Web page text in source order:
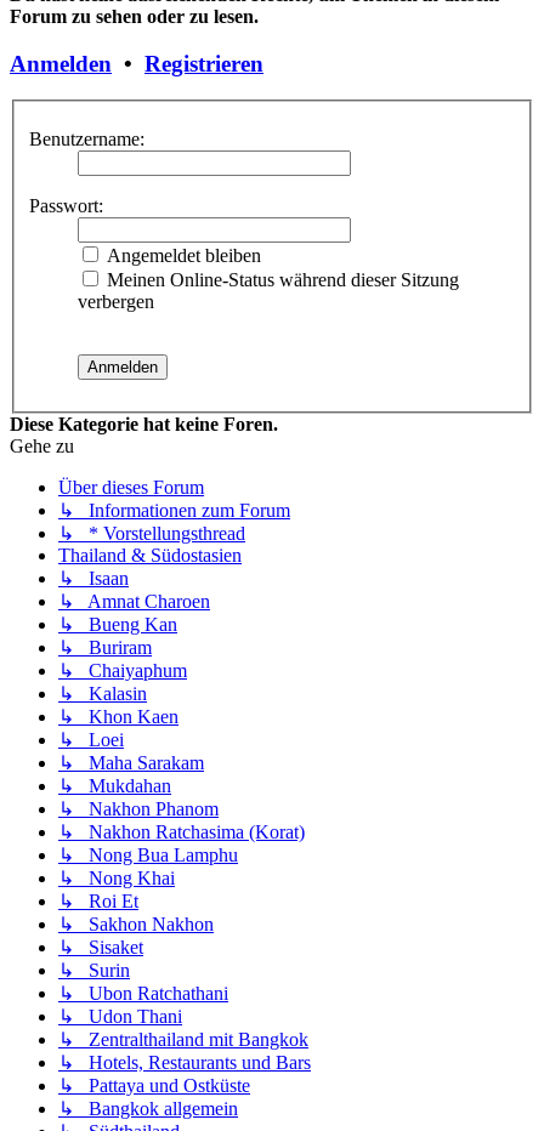
Forum zu sehen oder zu lesen.
Anmelden • Registrieren
Benutzername:
Passwort:
Angemeldet bleiben
Meinen Online-Status während dieser Sitzung
verbergen
Diese Kategorie hat keine Foren.
Gehe zu
Über dieses Forum
↳ Informationen zum Forum
↳ * Vorstellungsthread
Thailand & Südostasien
↳ Isaan
↳ Amnat Charoen
↳ Bueng Kan
↳ Buriram
↳ Chaiyaphum
↳ Kalasin
↳ Khon Kaen
↳ Loei
↳ Maha Sarakam
↳ Mukdahan
↳ Nakhon Phanom
↳ Nakhon Ratchasima (Korat)
↳ Nong Bua Lamphu
↳ Nong Khai
↳ Roi Et
↳ Sakhon Nakhon
↳ Sisaket
↳ Surin
↳ Ubon Ratchathani
↳ Udon Thani
↳ Zentralthailand mit Bangkok
↳ Hotels, Restaurants und Bars
↳ Pattaya und Ostküste
↳ Bangkok allgemein